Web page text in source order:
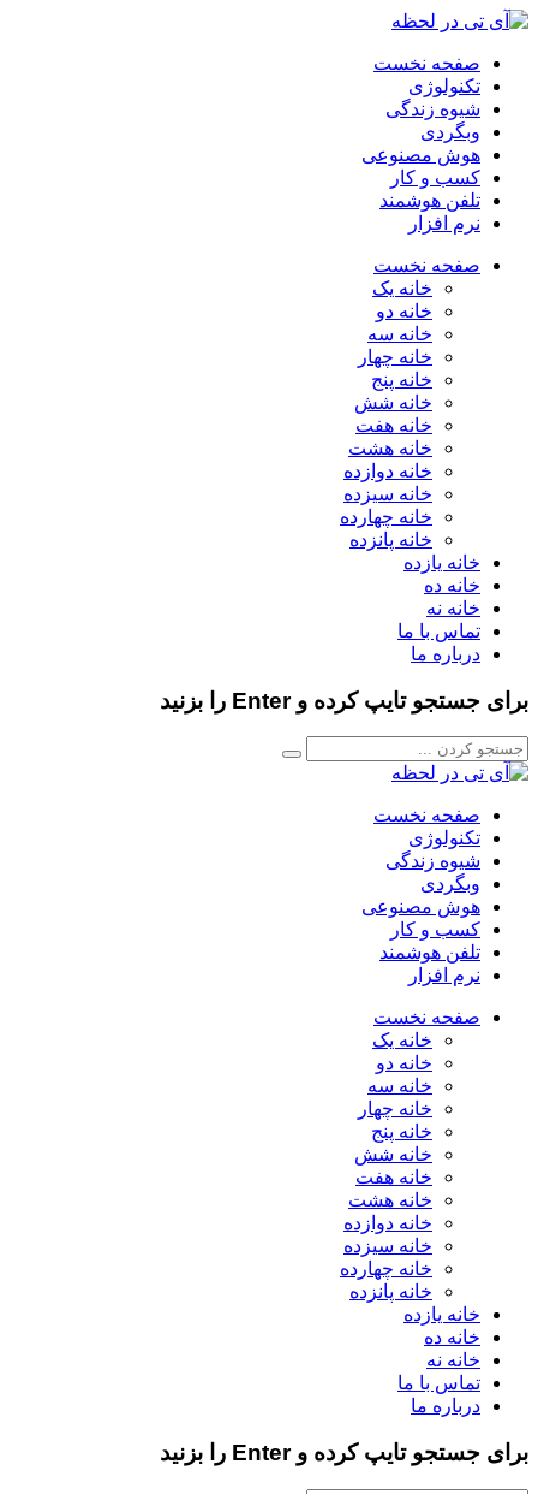
صفحه نخست
تکنولوژی
شیوه زندگی
وبگردی
هوش مصنوعی
کسب و کار
تلفن هوشمند
نرم افزار
صفحه نخست
خانه یک
خانه دو
خانه سه
خانه چهار
خانه پنج
خانه شش
خانه هفت
خانه هشت
خانه دوازده
خانه سیزده
خانه چهارده
خانه پانزده
خانه یازده
خانه ده
خانه نه
تماس با ما
درباره ما
برای جستجو تایپ کرده و Enter را بزنید
صفحه نخست
تکنولوژی
شیوه زندگی
وبگردی
هوش مصنوعی
کسب و کار
تلفن هوشمند
نرم افزار
صفحه نخست
خانه یک
خانه دو
خانه سه
خانه چهار
خانه پنج
خانه شش
خانه هفت
خانه هشت
خانه دوازده
خانه سیزده
خانه چهارده
خانه پانزده
خانه یازده
خانه ده
خانه نه
تماس با ما
درباره ما
برای جستجو تایپ کرده و Enter را بزنید